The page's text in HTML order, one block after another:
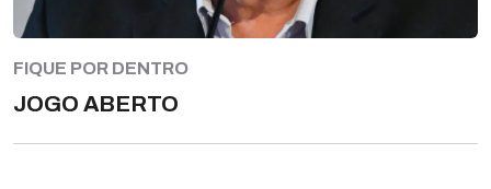
FIQUE POR DENTRO
JOGO ABERTO